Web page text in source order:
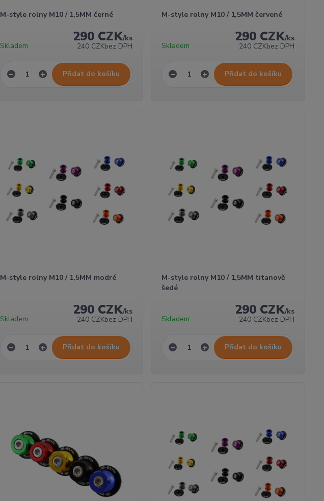
M-style rolny M10 / 1,5MM černé
290 CZK/ks
240 CZKbez DPH
Skladem
Přidat do košíku
M-style rolny M10 / 1,5MM červené
290 CZK/ks
240 CZKbez DPH
Skladem
Přidat do košíku
M-style rolny M10 / 1,5MM modré
290 CZK/ks
240 CZKbez DPH
Skladem
Přidat do košíku
M-style rolny M10 / 1,5MM titanově
šedé
290 CZK/ks
240 CZKbez DPH
Skladem
Přidat do košíku